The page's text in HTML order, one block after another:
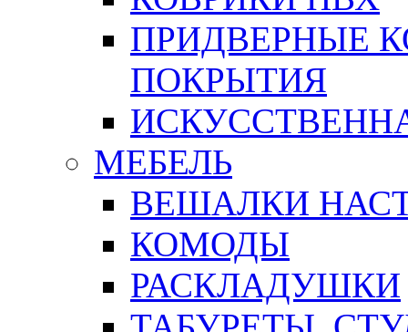
ПРИДВЕРНЫЕ
ПОКРЫТИЯ
МЕБЕЛЬ
ВЕШАЛКИ
КОМОДЫ
РАСКЛАДУШКИ